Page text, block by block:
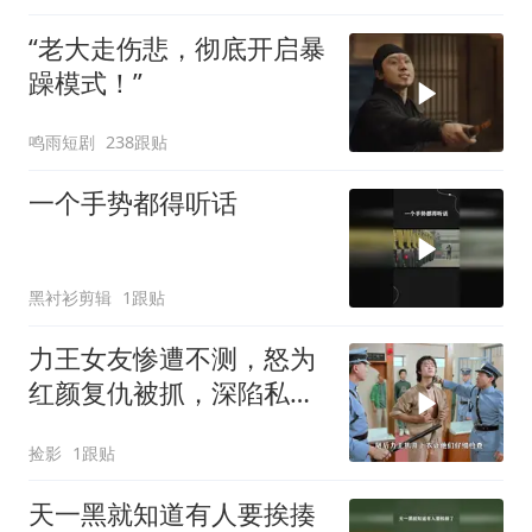
“老大走伤悲，彻底开启暴
躁模式！”
鸣雨短剧 238跟贴
一个手势都得听话
黑衬衫剪辑 1跟贴
力王女友惨遭不测，怒为
红颜复仇被抓，深陷私人
捡影 1跟贴
天一黑就知道有人要挨揍